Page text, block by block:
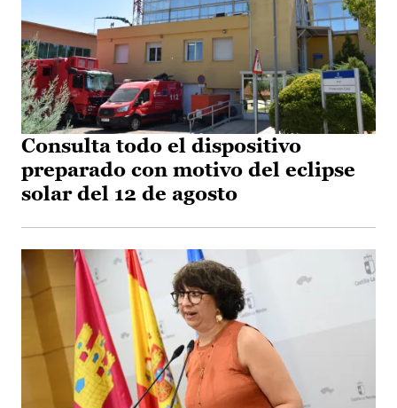
Consulta todo el dispositivo
preparado con motivo del eclipse
solar del 12 de agosto